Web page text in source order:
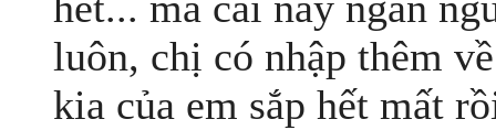
luôn, chị có nhập thêm
kia của em sắp hết mất